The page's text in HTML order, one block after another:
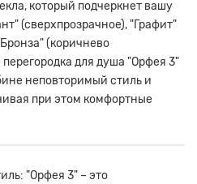
который подчеркнет вашу
(сверхпрозрачное), "Графит"
(коричнево
для душа "Орфея 3"
неповторимый стиль и
при этом комфортные
"Орфея 3" – это